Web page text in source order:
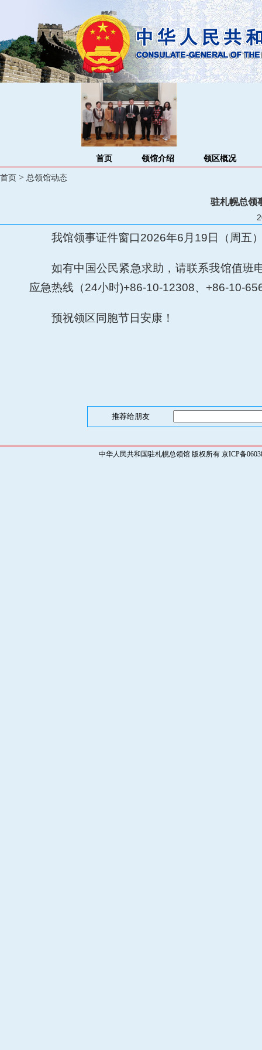
首页 领馆介绍 领区概况
首页 > 总领馆动态
驻札幌总领
我馆领事证件窗口2026年6月 19 日（周 五
如有中国公民紧急求助，请联系我馆值班
应急热线（24小时)+86-10-12308、+86-10-
预祝领区同胞节日安康！
推荐给朋友
中华人民共和国驻札幌总领馆 版权所有 京ICP备